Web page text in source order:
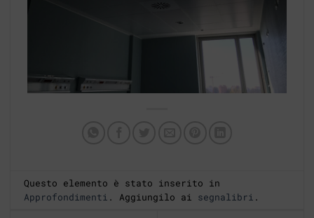
Questo elemento è stato inserito in
Approfondimenti . Aggiungilo ai segnalibri .